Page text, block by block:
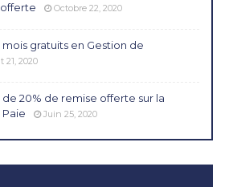
Octobre 22, 2020
gratuits en Gestion de
21, 2020
20% de remise offerte sur la
Juin 25, 2020